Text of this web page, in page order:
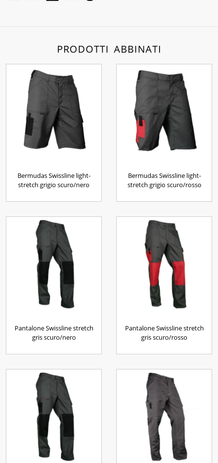
PRODOTTI ABBINATI
Bermudas Swissline light-
stretch grigio scuro/nero
Bermudas Swissline light-
stretch grigio scuro/rosso
Pantalone Swissline stretch
gris scuro/nero
Pantalone Swissline stretch
gris scuro/rosso